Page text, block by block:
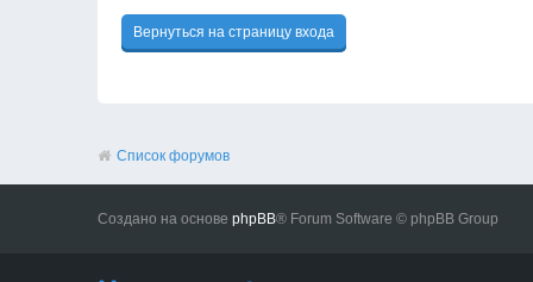
Вернуться на страницу входа
Список форумов
Создано на основе phpBB® Forum Software © phpBB Group